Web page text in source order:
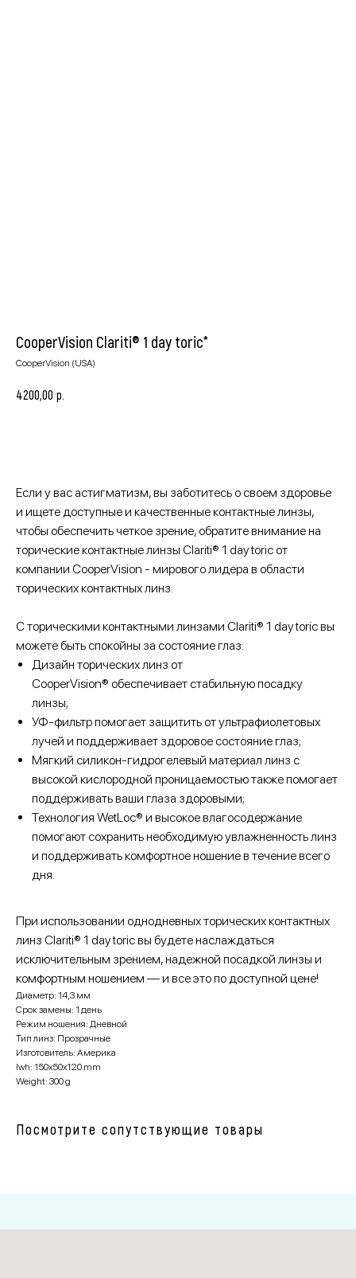
CooperVision Clariti® 1 day toric*
CooperVision (USA)
4200,00 р.
Если у вас астигматизм, вы заботитесь о своем здоровье
и ищете доступные и качественные контактные линзы,
чтобы обеспечить четкое зрение, обратите внимание на
торические контактные линзы Сlariti® 1 day toric от
компании CooperVision - мирового лидера в области
торических контактных линз.
С торическими контактными линзами Сlariti® 1 day toric вы
можете быть спокойны за состояние глаз:
Дизайн торических линз от
CooperVision® обеспечивает стабильную посадку
линзы;
УФ-фильтр помогает защитить от ультрафиолетовых
лучей и поддерживает здоровое состояние глаз;
Мягкий силикон-гидрогелевый материал линз с
высокой кислородной проницаемостью также помогает
поддерживать ваши глаза здоровыми;
Технология WetLoc® и высокое влагосодержание
помогают сохранить необходимую увлажненность линз
и поддерживать комфортное ношение в течение всего
дня.
При использовании однодневных торических контактных
линз Сlariti® 1 day toric вы будете наслаждаться
исключительным зрением, надежной посадкой линзы и
комфортным ношением — и все это по доступной цене!
Диаметр: 14,3 мм
Срок замены: 1 день
Режим ношения: Дневной
Тип линз: Прозрачные
Изготовитель: Америка
lwh: 150x50x120 mm
Weight: 300 g
Посмотрите сопутствующие товары